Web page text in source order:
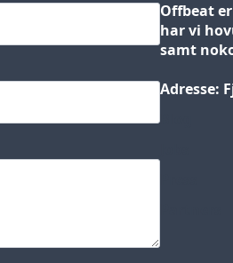
Offbeat
har vi
samt
Adresse:
Blog